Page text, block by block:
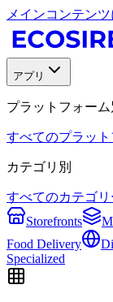
メインコンテン
アプリ
プラットフォーム
すべてのプラット
カテゴリ別
すべてのカテゴリ
Storefronts
Food Delivery
Specialized